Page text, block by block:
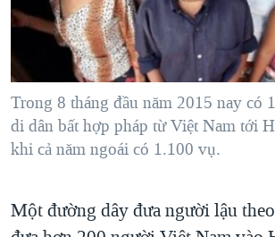
"Tìm"NGƯỜI VIỆT HẢI NGOẠI
ĐỜI SỐNG
KINH TẾ
KHOA HỌC
SỨC KHOẺ
THỂ THAO
TẠI
HÀNH TRÌNH BẦU CỬ 2024
MỘT NĂM CHIẾN TRANH TẠI DẢI GAZA
GIẢI MÃ VÀNH ĐAI & CON ĐƯỜNG
NGÀY TỊ NẠN THẾ GIỚI
CHI PHÍ CHIẾN TRANH AFGHANISTAN
VIDEO
MẠNG XÃ HỘI
Trong 8 tháng đầu năm 2015 nay có
di dân bất hợp pháp từ Việt Nam tới
khi cả năm ngoái có 1.100 vụ.
Một đường dây đưa người lậu